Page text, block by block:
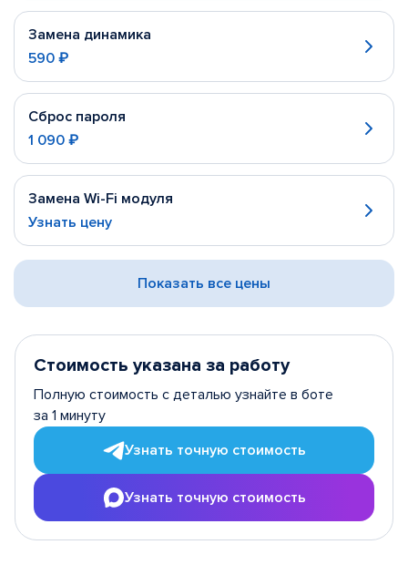
Замена динамика
590 ₽
Сброс пароля
1 090 ₽
Замена Wi-Fi модуля
Узнать цену
Показать все цены
Стоимость указана за работу
Полную стоимость с деталью узнайте в боте
за 1 минуту
Узнать точную стоимость
Узнать точную стоимость